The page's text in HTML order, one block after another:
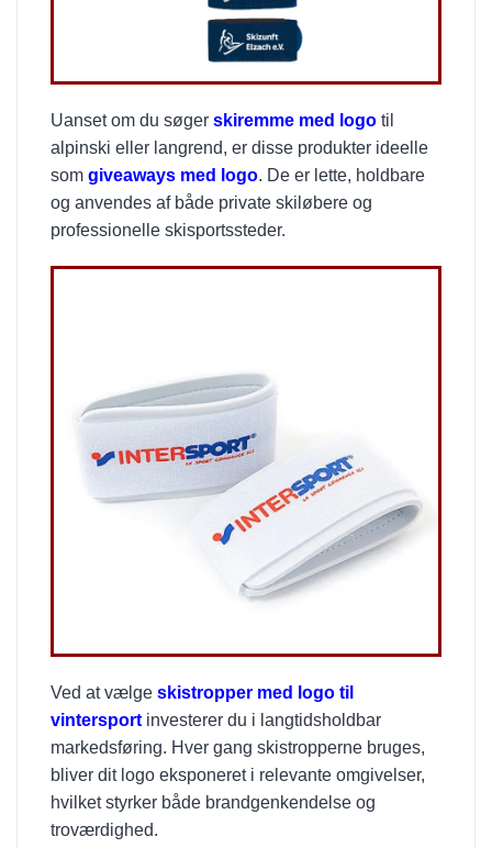
Uanset om du søger skiremme med logo til
alpinski eller langrend, er disse produkter ideelle
som giveaways med logo. De er lette, holdbare
og anvendes af både private skiløbere og
professionelle skisportssteder.
Ved at vælge skistropper med logo til
vintersport investerer du i langtidsholdbar
markedsføring. Hver gang skistropperne bruges,
bliver dit logo eksponeret i relevante omgivelser,
hvilket styrker både brandgenkendelse og
troværdighed.